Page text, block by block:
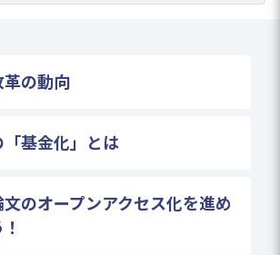
革の動向
「基金化」とは
のオープンアクセス化を進め